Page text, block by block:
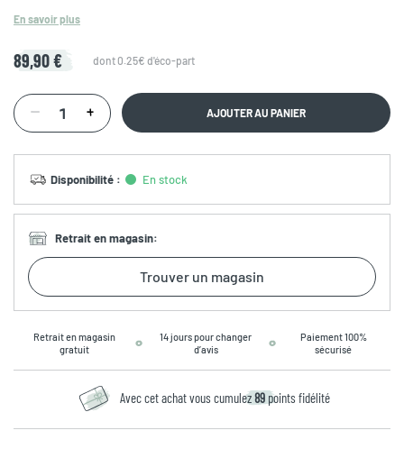
En savoir plus
89,90 € dont 0.25€ d'éco-part
AJOUTER AU PANIER
Disponibilité : En stock
Retrait en magasin:
Trouver un magasin
Retrait en magasin
gratuit
14 jours pour changer
d’avis
Paiement 100%
sécurisé
Avec cet achat vous cumulez89 points fidélité